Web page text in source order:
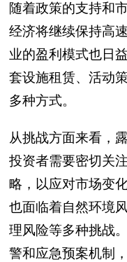
随着政策的支持和
经济将继续保持高
业的盈利模式也日
套设施租赁、活动
多种方式。
从挑战方面来看，
投资者需要密切关
略，以应对市场变
也面临着自然环境
理风险等多种挑战
警和应急预案机制